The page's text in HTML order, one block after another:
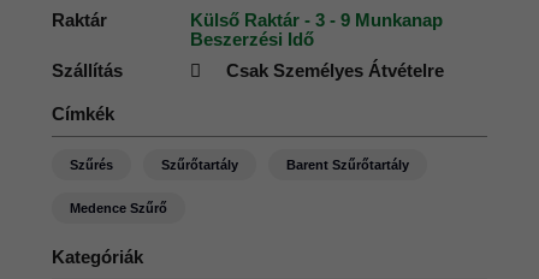
Raktár
Külső Raktár - 3 - 9 Munkanap
Beszerzési Idő
Szállítás
Csak Személyes Átvételre
Címkék
Szűrés Szűrőtartály Barent Szűrőtartály
Medence Szűrő
Kategóriák